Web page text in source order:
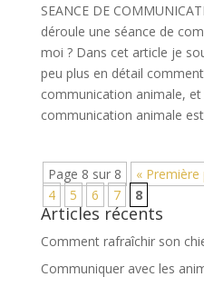
SEANCE DE
déroule une séance de
moi ? Dans cet article je
peu plus en détail
communication animale,
communication animale est
Page 8 sur 8 « Première
4
5 6 7 8
Articles récents
Comment rafraîchir son
Communiquer avec les